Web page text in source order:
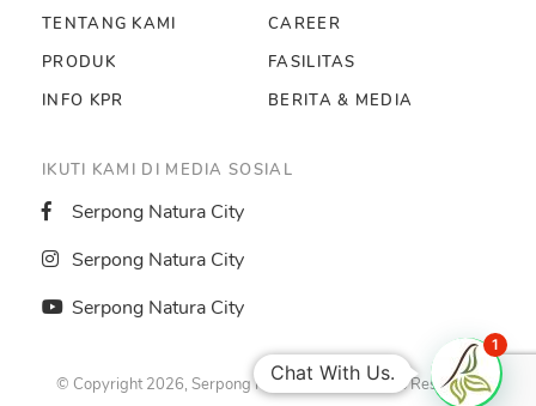
TENTANG KAMI
CAREER
PRODUK
FASILITAS
INFO KPR
BERITA & MEDIA
IKUTI KAMI DI MEDIA SOSIAL
Serpong Natura City
Serpong Natura City
Serpong Natura City
© Copyright 2026, Serpong Natura City. All Rights Reserved.
Chat With Us.
1